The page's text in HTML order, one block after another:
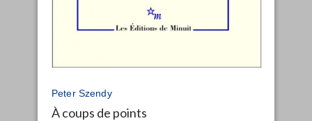
Peter Szendy
À coups de points